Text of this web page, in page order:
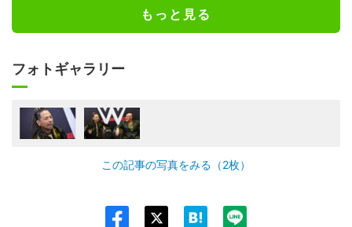
もっと見る
フォトギャラリー
この記事の写真をみる（2枚）